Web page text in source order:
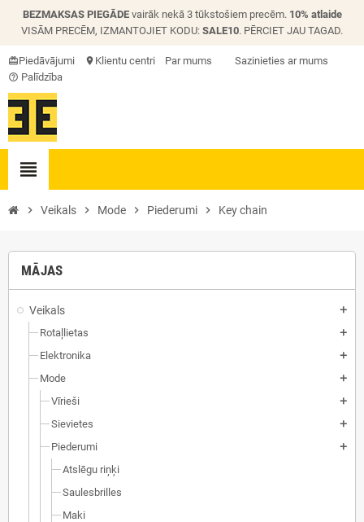
BEZMAKSAS PIEGĀDE vairāk nekā 3 tūkstošiem precēm. 10% atlaide
VISĀM PRECĒM, IZMANTOJIET KODU: SALE10. PĒRCIET JAU TAGAD.
card_giftcardPiedāvājumi location_onKlientu centri Par mums Sazinieties ar mums
help_outline Palīdzība
view_headline
chevron_right Veikals chevron_right Mode chevron_right Piederumi chevron_right Key chain
MĀJAS
Veikals add
Rotaļlietas add
Elektronika add
Mode add
Vīrieši add
Sievietes add
Piederumi add
Atslēgu riņķi
Saulesbrilles
Maki